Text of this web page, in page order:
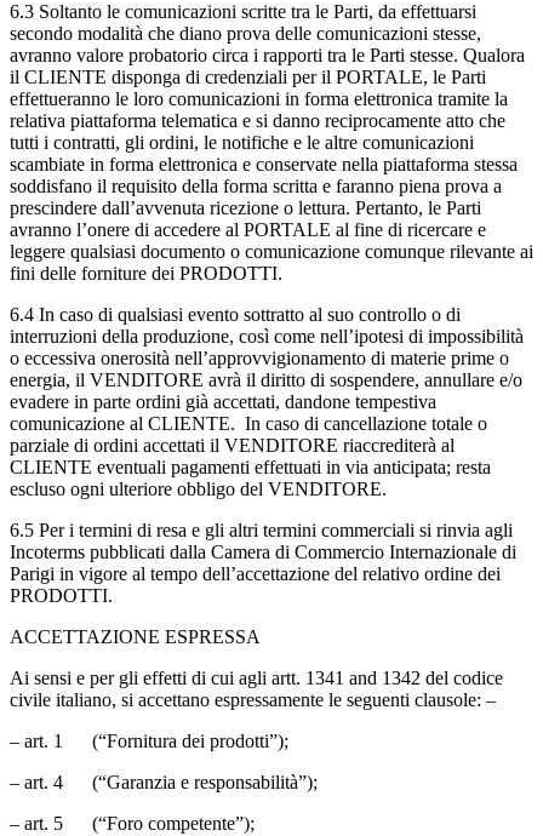
6.3 Soltanto le comunicazioni scritte tra le Parti, da effettuarsi
secondo modalità che diano prova delle comunicazioni stesse,
avranno valore probatorio circa i rapporti tra le Parti stesse. Qualora
il CLIENTE disponga di credenziali per il PORTALE, le Parti
effettueranno le loro comunicazioni in forma elettronica tramite la
relativa piattaforma telematica e si danno reciprocamente atto che
tutti i contratti, gli ordini, le notifiche e le altre comunicazioni
scambiate in forma elettronica e conservate nella piattaforma stessa
soddisfano il requisito della forma scritta e faranno piena prova a
prescindere dall’avvenuta ricezione o lettura. Pertanto, le Parti
avranno l’onere di accedere al PORTALE al fine di ricercare e
leggere qualsiasi documento o comunicazione comunque rilevante ai
fini delle forniture dei PRODOTTI.
6.4 In caso di qualsiasi evento sottratto al suo controllo o di
interruzioni della produzione, così come nell’ipotesi di impossibilità
o eccessiva onerosità nell’approvvigionamento di materie prime o
energia, il VENDITORE avrà il diritto di sospendere, annullare e/o
evadere in parte ordini già accettati, dandone tempestiva
comunicazione al CLIENTE. In caso di cancellazione totale o
parziale di ordini accettati il VENDITORE riaccrediterà al
CLIENTE eventuali pagamenti effettuati in via anticipata; resta
escluso ogni ulteriore obbligo del VENDITORE.
6.5 Per i termini di resa e gli altri termini commerciali si rinvia agli
Incoterms pubblicati dalla Camera di Commercio Internazionale di
Parigi in vigore al tempo dell’accettazione del relativo ordine dei
PRODOTTI.
ACCETTAZIONE ESPRESSA
Ai sensi e per gli effetti di cui agli artt. 1341 and 1342 del codice
civile italiano, si accettano espressamente le seguenti clausole: –
– art. 1 (“Fornitura dei prodotti”);
– art. 4 (“Garanzia e responsabilità”);
– art. 5 (“Foro competente”);